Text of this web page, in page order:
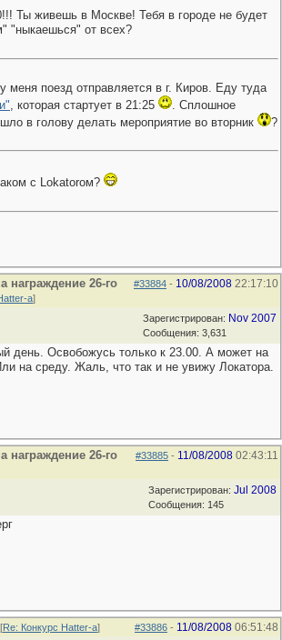
Ты живешь в Москве! Тебя в городе не будет
"ныкаешься" от всех?
меня поезд отправляется в г. Киров. Еду туда
, которая стартует в 21:25
. Сплошное
в голову делать мероприятие во вторник
?
с Lokatorом?
#33884 - 10/08/2008 22:17:10
награждение 26-го
a]
Зарегистрирован: Nov 2007
Сообщения: 3,631
день. Освобожусь только к 23.00. А может на
на среду. Жаль, что так и не увижу Локатора.
#33885 - 11/08/2008 02:43:11
награждение 26-го
Зарегистрирован: Jul 2008
Сообщения: 145
#33886 - 11/08/2008 06:51:48
[Re: Конкурс Hatter-a]